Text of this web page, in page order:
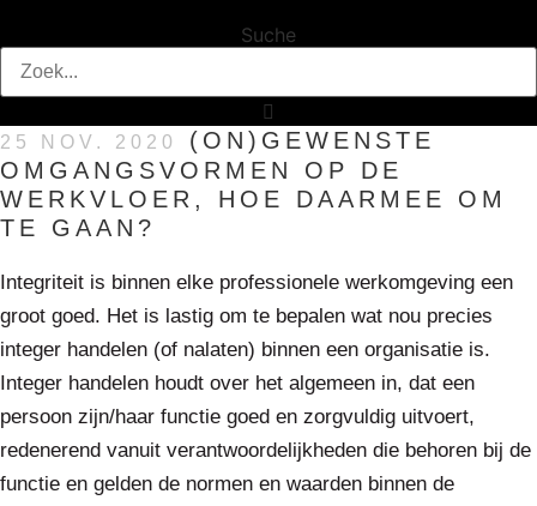
Suche
25 NOV. 2020
(ON)GEWENSTE
OMGANGSVORMEN OP DE
WERKVLOER, HOE DAARMEE OM
TE GAAN?
Integriteit is binnen elke professionele werkomgeving een
groot goed. Het is lastig om te bepalen wat nou precies
integer handelen (of nalaten) binnen een organisatie is.
Integer handelen houdt over het algemeen in, dat een
persoon zijn/haar functie goed en zorgvuldig uitvoert,
redenerend vanuit verantwoordelijkheden die behoren bij de
functie en gelden de normen en waarden binnen de